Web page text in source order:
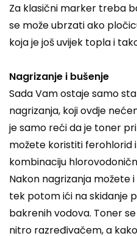
Za klasični marker treba
se može ubrzati ako
koja je još uvijek topla i
Nagrizanje i bušenje
Sada Vam ostaje samo
nagrizanja, koji ovdje
je samo reći da je toner
možete koristiti ferohlorid
kombinaciju
Nakon nagrizanja možete
tek potom ići na skidanje
bakrenih vodova. Toner
nitro razređivačem, a